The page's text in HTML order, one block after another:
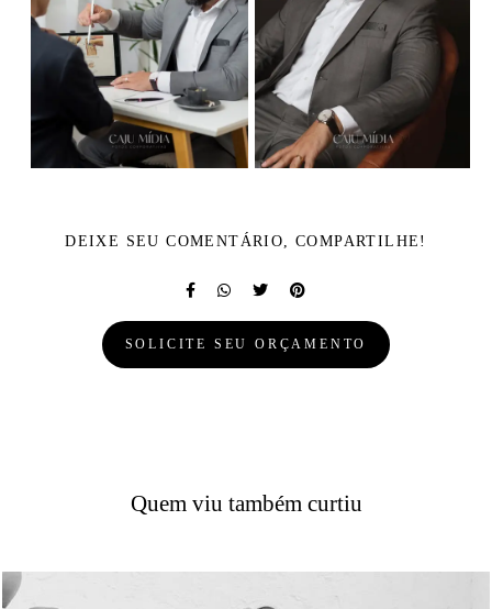
DEIXE SEU COMENTÁRIO, COMPARTILHE!
SOLICITE SEU ORÇAMENTO
Quem viu também curtiu